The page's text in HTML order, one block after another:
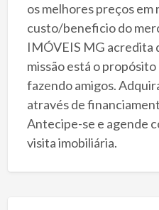
os melhores preços em
custo/beneficio do
IMÓVEIS MG acredita
missão está o
fazendo amigos.
através de
Antecipe-se e agende
visita imobiliária.